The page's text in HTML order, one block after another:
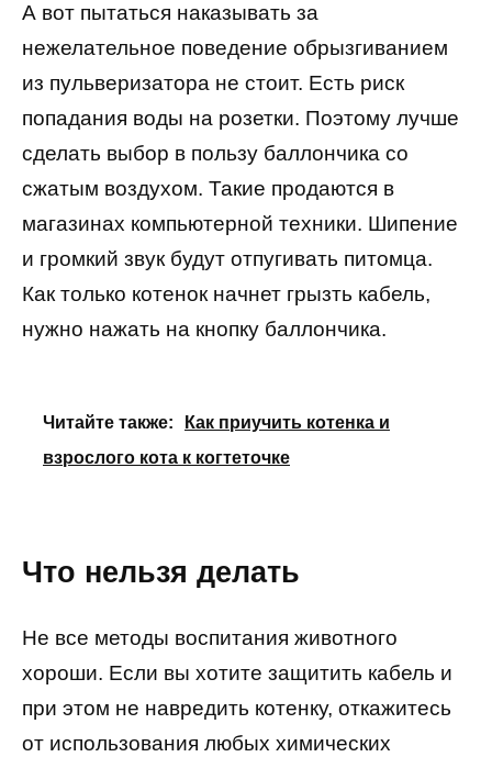
А вот пытаться наказывать за
нежелательное поведение обрызгиванием
из пульверизатора не стоит. Есть риск
попадания воды на розетки. Поэтому лучше
сделать выбор в пользу баллончика со
сжатым воздухом. Такие продаются в
магазинах компьютерной техники. Шипение
и громкий звук будут отпугивать питомца.
Как только котенок начнет грызть кабель,
нужно нажать на кнопку баллончика.
Читайте также:
Как приучить котенка и
взрослого кота к когтеточке
Что нельзя делать
Не все методы воспитания животного
хороши. Если вы хотите защитить кабель и
при этом не навредить котенку, откажитесь
от использования любых химических